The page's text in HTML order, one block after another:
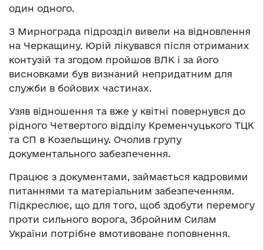
один одного.
З Мирнограда підрозділ вивели на відновлення
на Черкащину. Юрій лікувався після отриманих
контузій та згодом пройшов ВЛК і за його
висновками був визнаний непридатним для
служби в бойових частинах.
Узяв відношення та вже у квітні повернувся до
рідного Четвертого відділу Кременчуцького ТЦК
та СП в Козельщину. Очолив групу
документального забезпечення.
Працює з документами, займається кадровими
питаннями та матеріальним забезпеченням.
Підкреслює, що для того, щоб здобути перемогу
проти сильного ворога, Збройним Силам
України потрібне вмотивоване поповнення.